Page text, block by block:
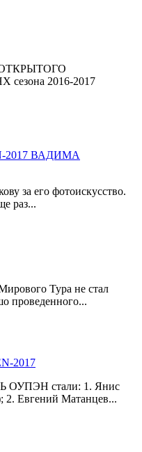
ОТКРЫТОГО
2016-2017
2017 ВАДИМА
за его фотоискусство.
раз...
Тура не стал
проведенного...
2017
ОУПЭН стали: 1. Янис
2. Евгений Матанцев...